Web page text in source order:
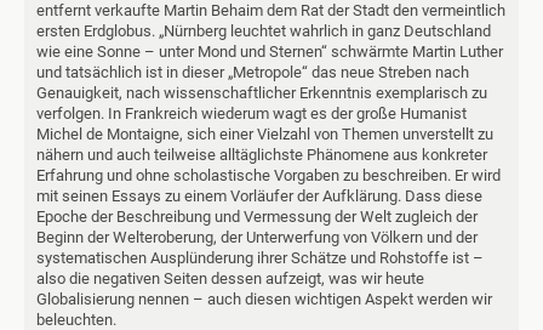
entfernt verkaufte Martin Behaim dem Rat der Stadt den vermeintlich
ersten Erdglobus. „Nürnberg leuchtet wahrlich in ganz Deutschland
wie eine Sonne – unter Mond und Sternen“ schwärmte Martin Luther
und tatsächlich ist in dieser „Metropole“ das neue Streben nach
Genauigkeit, nach wissenschaftlicher Erkenntnis exemplarisch zu
verfolgen. In Frankreich wiederum wagt es der große Humanist
Michel de Montaigne, sich einer Vielzahl von Themen unverstellt zu
nähern und auch teilweise alltäglichste Phänomene aus konkreter
Erfahrung und ohne scholastische Vorgaben zu beschreiben. Er wird
mit seinen Essays zu einem Vorläufer der Aufklärung. Dass diese
Epoche der Beschreibung und Vermessung der Welt zugleich der
Beginn der Welteroberung, der Unterwerfung von Völkern und der
systematischen Ausplünderung ihrer Schätze und Rohstoffe ist –
also die negativen Seiten dessen aufzeigt, was wir heute
Globalisierung nennen – auch diesen wichtigen Aspekt werden wir
beleuchten.